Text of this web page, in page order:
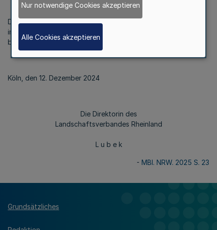
Die Gemeinnützigkeitssatzung der LVR-Klinikum Düsseldorf ist
im Internet unter www.bekanntmachungen.lvr.de öffentlich
bekannt gemacht worden.
Köln, den 12. Dezember 2024
Die Direktorin des
Landschaftsverbandes Rheinland
L u b e k
- MBl. NRW. 2025 S. 23
Grundsätzliches
Nur notwendige Cookies akzeptieren
Alle Cookies akzeptieren